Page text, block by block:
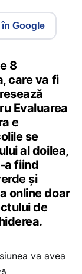
Google
8
care va fi
Evaluarea
e
se
al doilea,
a fiind
și
online doar
de
va avea